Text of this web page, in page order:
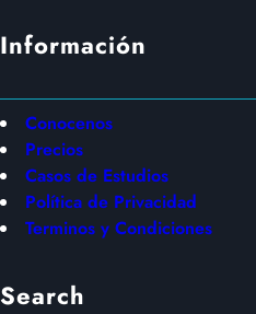
Información
Conocenos
Precios
Casos de Estudios
Política de Privacidad
Terminos y Condiciones
Search